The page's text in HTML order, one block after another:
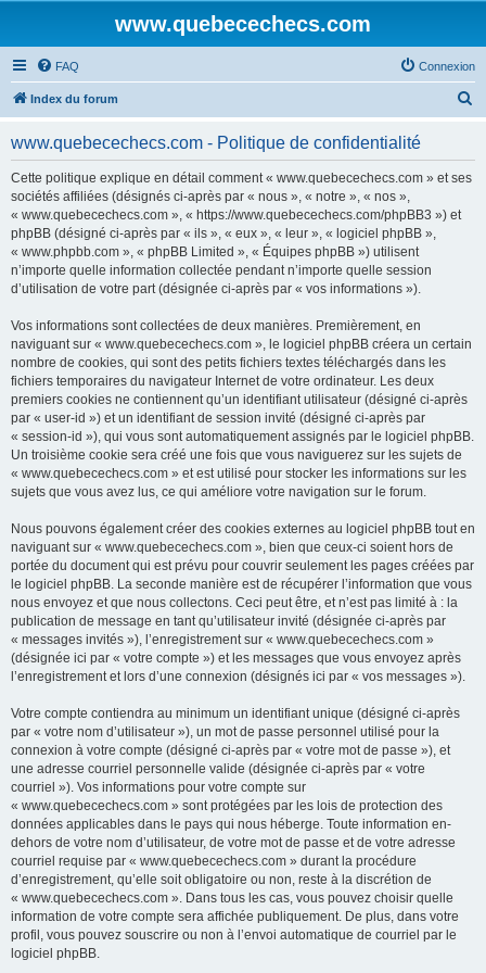
www.quebecechecs.com
FAQ Connexion
Index du forum
www.quebecechecs.com - Politique de confidentialité
Cette politique explique en détail comment « www.quebecechecs.com » et ses
sociétés affiliées (désignés ci-après par « nous », « notre », « nos »,
« www.quebecechecs.com », « https://www.quebecechecs.com/phpBB3 ») et
phpBB (désigné ci-après par « ils », « eux », « leur », « logiciel phpBB »,
« www.phpbb.com », « phpBB Limited », « Équipes phpBB ») utilisent
n’importe quelle information collectée pendant n’importe quelle session
d’utilisation de votre part (désignée ci-après par « vos informations »).
Vos informations sont collectées de deux manières. Premièrement, en
naviguant sur « www.quebecechecs.com », le logiciel phpBB créera un certain
nombre de cookies, qui sont des petits fichiers textes téléchargés dans les
fichiers temporaires du navigateur Internet de votre ordinateur. Les deux
premiers cookies ne contiennent qu’un identifiant utilisateur (désigné ci-après
par « user-id ») et un identifiant de session invité (désigné ci-après par
« session-id »), qui vous sont automatiquement assignés par le logiciel phpBB.
Un troisième cookie sera créé une fois que vous naviguerez sur les sujets de
« www.quebecechecs.com » et est utilisé pour stocker les informations sur les
sujets que vous avez lus, ce qui améliore votre navigation sur le forum.
Nous pouvons également créer des cookies externes au logiciel phpBB tout en
naviguant sur « www.quebecechecs.com », bien que ceux-ci soient hors de
portée du document qui est prévu pour couvrir seulement les pages créées par
le logiciel phpBB. La seconde manière est de récupérer l’information que vous
nous envoyez et que nous collectons. Ceci peut être, et n’est pas limité à : la
publication de message en tant qu’utilisateur invité (désignée ci-après par
« messages invités »), l’enregistrement sur « www.quebecechecs.com »
(désignée ici par « votre compte ») et les messages que vous envoyez après
l’enregistrement et lors d’une connexion (désignés ici par « vos messages »).
Votre compte contiendra au minimum un identifiant unique (désigné ci-après
par « votre nom d’utilisateur »), un mot de passe personnel utilisé pour la
connexion à votre compte (désigné ci-après par « votre mot de passe »), et
une adresse courriel personnelle valide (désignée ci-après par « votre
courriel »). Vos informations pour votre compte sur
« www.quebecechecs.com » sont protégées par les lois de protection des
données applicables dans le pays qui nous héberge. Toute information en-
dehors de votre nom d’utilisateur, de votre mot de passe et de votre adresse
courriel requise par « www.quebecechecs.com » durant la procédure
d’enregistrement, qu’elle soit obligatoire ou non, reste à la discrétion de
« www.quebecechecs.com ». Dans tous les cas, vous pouvez choisir quelle
information de votre compte sera affichée publiquement. De plus, dans votre
profil, vous pouvez souscrire ou non à l’envoi automatique de courriel par le
logiciel phpBB.